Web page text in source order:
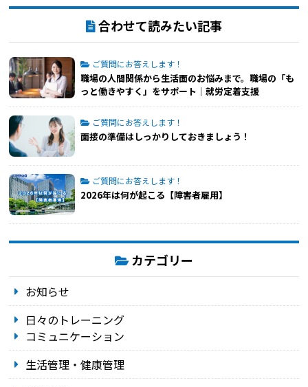
合わせて読みたい記事
ご質問にお答えします！
職場の人間関係から生活面のお悩みまで。職場の「も
っと働きやすく」をサポート│就労定着支援
ご質問にお答えします！
面接の準備はしっかりしておきましょう！
ご質問にお答えします！
2026年は何が起こる【障害者雇用】
カテゴリー
お知らせ
日々のトレーニング
コミュニケーション
生活管理・健康管理